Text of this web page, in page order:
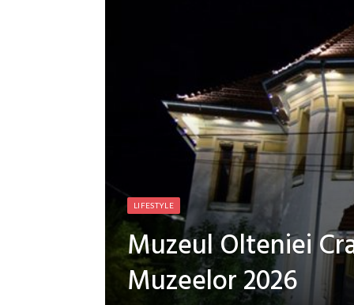
LIFESTYLE
Muzeul Olteniei
Muzeelor 2026